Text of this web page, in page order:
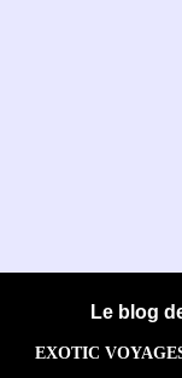
Le blog
EXOTIC